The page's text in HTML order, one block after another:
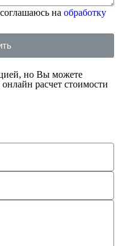
на обработку
но Вы можете
расчет стоимости